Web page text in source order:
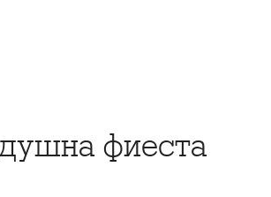
фиеста